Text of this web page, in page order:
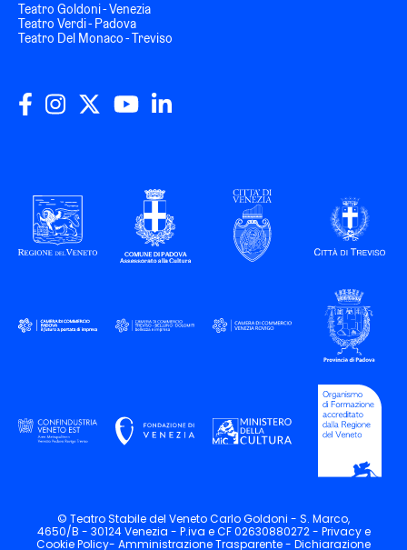
Teatro Goldoni - Venezia
Teatro Verdi - Padova
Teatro Del Monaco - Treviso
© Teatro Stabile del Veneto Carlo Goldoni - S. Marco,
4650/B - 30124 Venezia - P.iva e CF 02630880272 - Privacye
CookiePolicy- Amministrazione Trasparente - Dichiarazione